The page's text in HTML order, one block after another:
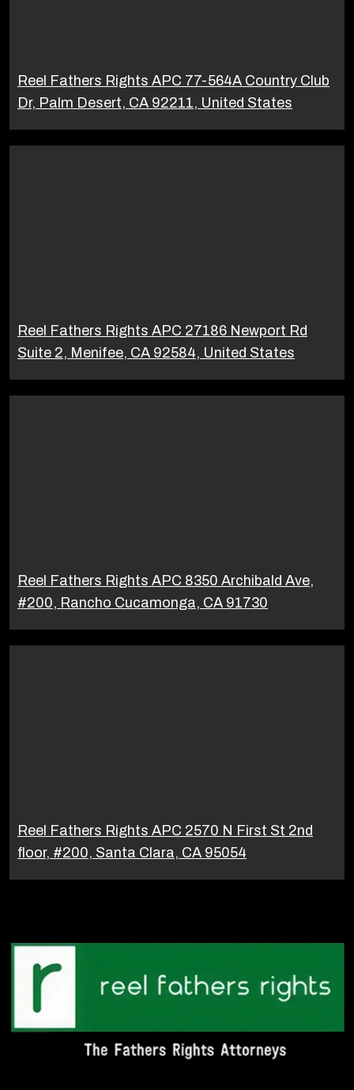
Reel Fathers Rights APC 77-564A Country Club
Dr, Palm Desert, CA 92211, United States
Reel Fathers Rights APC 27186 Newport Rd
Suite 2, Menifee, CA 92584, United States
Reel Fathers Rights APC 8350 Archibald Ave,
#200, Rancho Cucamonga, CA 91730
Reel Fathers Rights APC 2570 N First St 2nd
floor, #200, Santa Clara, CA 95054